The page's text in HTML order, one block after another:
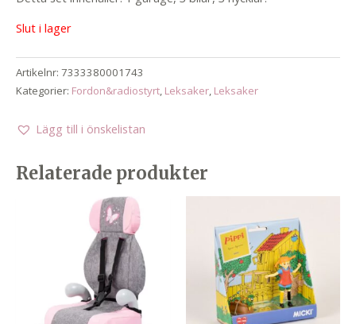
Slut i lager
Artikelnr: 7333380001743
Kategorier: Fordon&radiostyrt, Leksaker, Leksaker
Lägg till i önskelistan
Relaterade produkter